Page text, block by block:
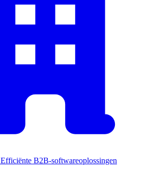
Efficiënte B2B-softwareoplossingen